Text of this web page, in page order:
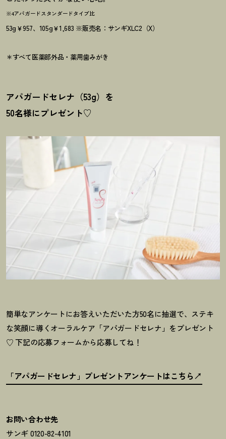
※4アパガードスタンダードタイプ比
53g￥957、105g￥1,683 ※販売名：サンギXLC2（X）
＊すべて医薬部外品・薬用歯みがき
アパガードセレナ（53g）を
50名様にプレゼント♡
簡単なアンケートにお答えいただいた方50名に抽選で、ステキ
な笑顔に導くオーラルケア「アパガードセレナ」をプレゼント
♡ 下記の応募フォームから応募してね ！
「アパガードセレナ」プレゼントアンケートはこちら
お問い合わせ先
サンギ 0120-82-4101